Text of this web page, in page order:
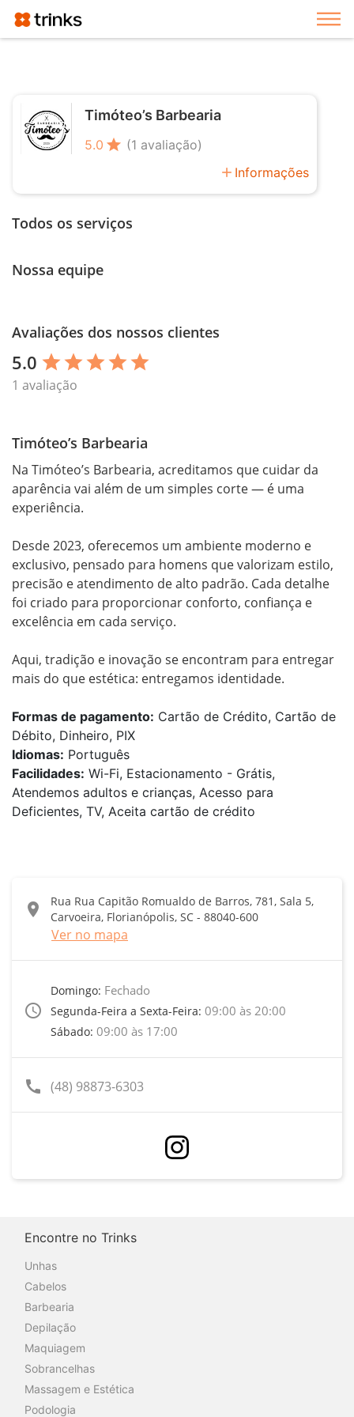
Timóteo’s Barbearia
5.0 star (1 avaliação)
add Informações
Todos os serviços
Nossa equipe
Avaliações dos nossos clientes
5.0 star star star star star
1 avaliação
Timóteo’s Barbearia
Na Timóteo’s Barbearia, acreditamos que cuidar da
aparência vai além de um simples corte — é uma
experiência.
Desde 2023, oferecemos um ambiente moderno e
exclusivo, pensado para homens que valorizam estilo,
precisão e atendimento de alto padrão. Cada detalhe
foi criado para proporcionar conforto, confiança e
excelência em cada serviço.
Aqui, tradição e inovação se encontram para entregar
mais do que estética: entregamos identidade.
Formas de pagamento: Cartão de Crédito, Cartão de
Débito, Dinheiro, PIX
Idiomas: Português
Facilidades: Wi-Fi, Estacionamento - Grátis,
Atendemos adultos e crianças, Acesso para
Deficientes, TV, Aceita cartão de crédito
location_on
Rua Rua Capitão Romualdo de Barros, 781, Sala 5,
Carvoeira, Florianópolis, SC - 88040-600
Ver no mapa
access_time
Domingo: Fechado
Segunda-Feira a Sexta-Feira: 09:00 às 20:00
Sábado: 09:00 às 17:00
call (48) 98873-6303
Encontre no Trinks
Unhas
Cabelos
Barbearia
Depilação
Maquiagem
Sobrancelhas
Massagem e Estética
Podologia